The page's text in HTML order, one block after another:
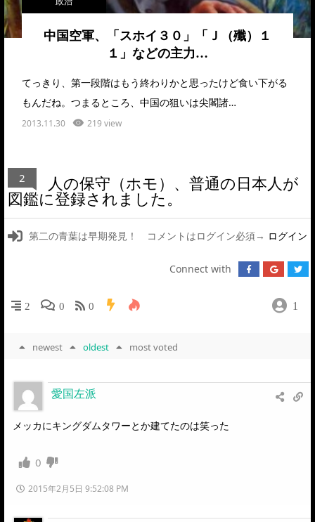
中国空軍、「スホイ３０」「Ｊ（殲）１
１」などの主力…
てっきり、第一段階はもう終わりかと思ったけど食い下がる
もんだね。つまるところ、中国の狙いは尖閣諸…
2013.11.30 219 view
2 人の保守（ホモ）、普通の日本人が
図鑑に登録されました。
第二の青葉は早期発見！ コメントはログイン必須→ ログイン
Connect with
2 0 0 1
newest oldest most voted
愛国左派
メッカにキングダムタワーとか建てたのは笑った
0
2015年2月5日 9:52:08 PM